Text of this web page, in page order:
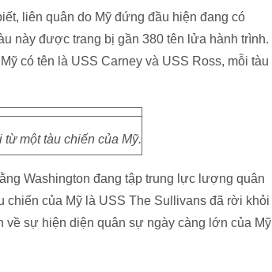
liên quân do Mỹ đứng đầu hiện đang có
này được trang bị gần 380 tên lửa hành trình.
có tên là USS Carney và USS Ross, mỗi tàu
một tàu chiến của Mỹ.
Washington đang tập trung lực lượng quân
chiến của Mỹ là USS The Sullivans đã rời khỏi
sự hiện diện quân sự ngày càng lớn của Mỹ